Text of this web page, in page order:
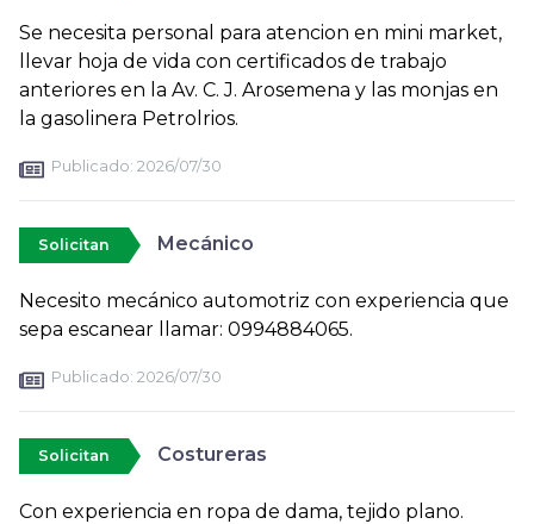
Se necesita personal para atencion en mini market,
llevar hoja de vida con certificados de trabajo
anteriores en la Av. C. J. Arosemena y las monjas en
la gasolinera Petrolrios.
Publicado: 2026/07/30
Solicitan Mecánico
Necesito mecánico automotriz con experiencia que
sepa escanear llamar: 0994884065.
Publicado: 2026/07/30
Solicitan Costureras
Con experiencia en ropa de dama, tejido plano.